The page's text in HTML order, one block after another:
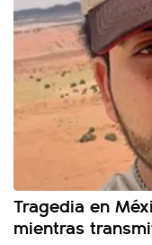
Tragedia en
mientras